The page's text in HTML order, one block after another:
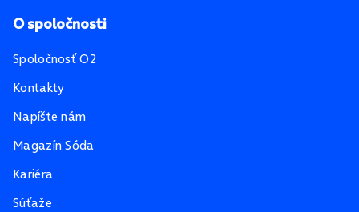
O spoločnosti
Spoločnosť O2
Kontakty
Napíšte nám
Magazín Sóda
Kariéra
Súťaže